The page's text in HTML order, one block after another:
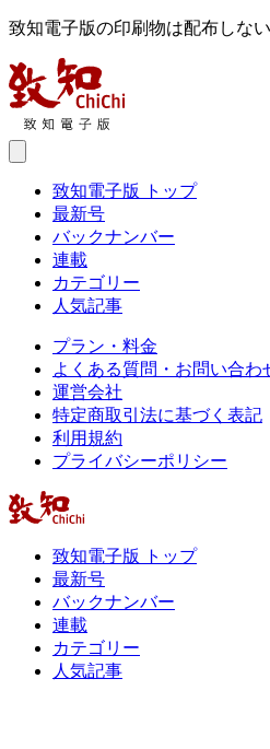
致知電子版の印刷物は配布しな
致知電子版 トップ
最新号
バックナンバー
連載
カテゴリー
人気記事
プラン・料金
よくある質問・お問い合わ
運営会社
特定商取引法に基づく表記
利用規約
プライバシーポリシー
致知電子版 トップ
最新号
バックナンバー
連載
カテゴリー
人気記事